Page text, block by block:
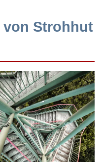
von Strohhut